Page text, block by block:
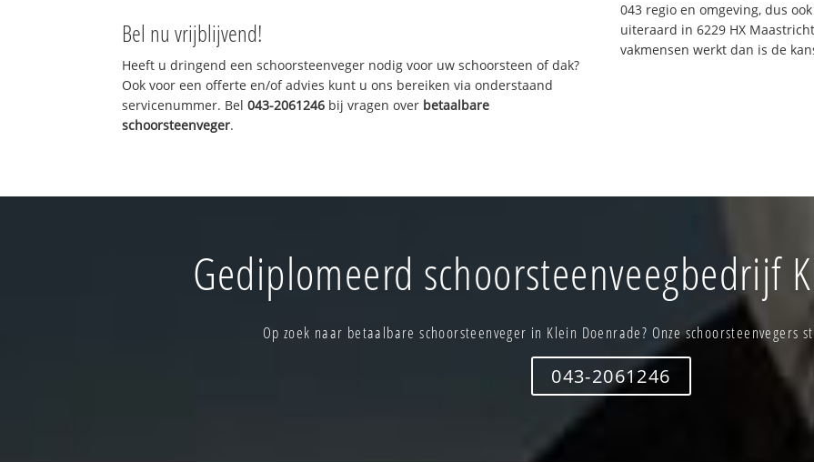
Bel nu vrijblijvend!
Heeft u dringend een schoorsteenveger nodig voor uw schoorsteen of dak?
Ook voor een offerte en/of advies kunt u ons bereiken via onderstaand
servicenummer. Bel043-2061246 bij vragen over betaalbare
schoorsteenveger.
043 regio en omgeving, dus
uiteraard in 6229 HX
vakmensen werkt dan is de
Gediplomeerd schoorsteenveegbedrijf
Op zoek naar betaalbare schoorsteenveger in Klein Doenrade? Onze schoorsteenvegers
043-2061246